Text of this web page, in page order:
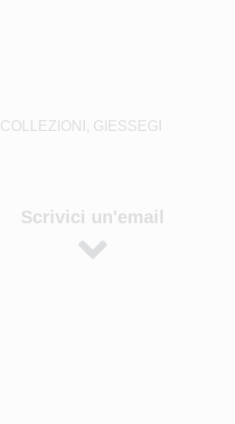
COLLEZIONI , GIESSEGI
Scrivici un'email